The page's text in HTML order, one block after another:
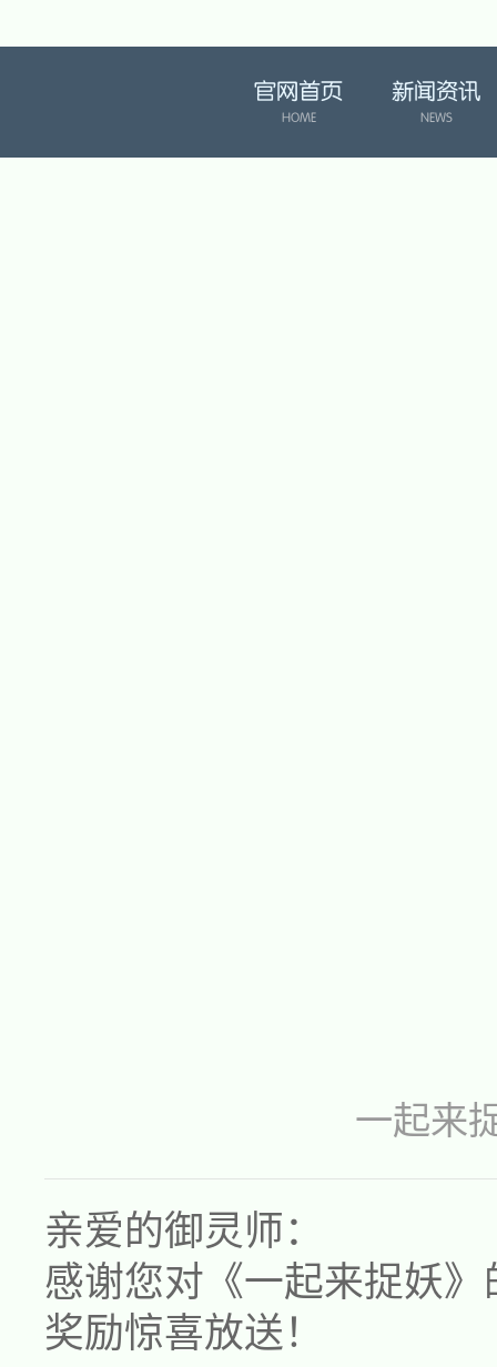
官网首页
HOME
新闻资讯
NEWS
一起来
亲爱的御灵师：
感谢您对《一起来捉妖
奖励惊喜放送！